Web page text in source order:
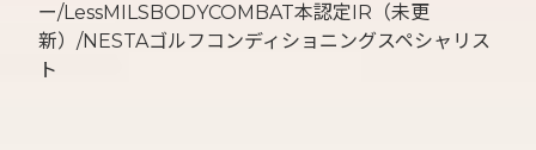
ー/LessMILSBODYCOMBAT本認定IR（未更
新）/NESTAゴルフコンディショニングスペシャリス
ト